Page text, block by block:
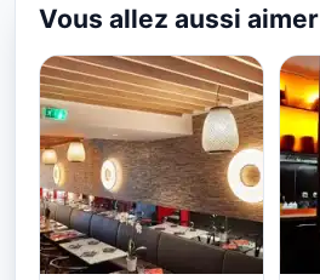
Vous allez aussi aimer